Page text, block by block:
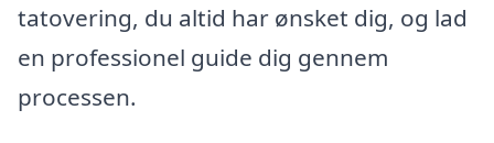
tatovering, du altid har ønsket dig, og lad
en professionel guide dig gennem
processen.